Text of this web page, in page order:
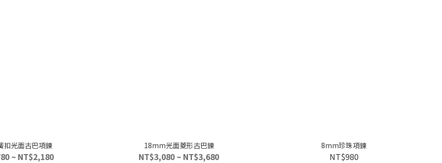
扣光面古巴項鍊
~ NT$2,180
18mm光面菱形古巴鍊
NT$3,080 ~ NT$3,680
8mm珍珠項鍊
NT$980